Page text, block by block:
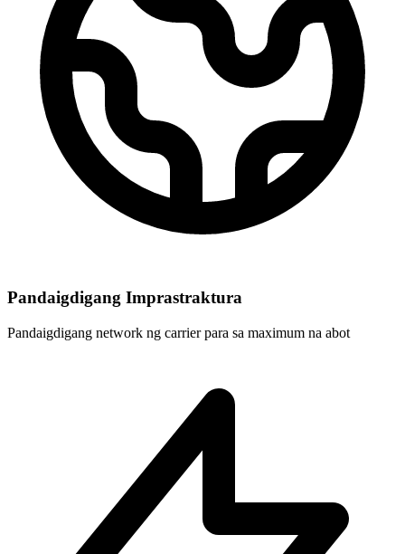
Pandaigdigang Imprastraktura
Pandaigdigang network ng carrier para sa maximum na abot